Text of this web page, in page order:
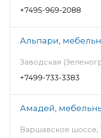
+7495-969-2088
Альпари,
Заводская
+7499-733-3383
Амадей,
Варшавское шоссе,